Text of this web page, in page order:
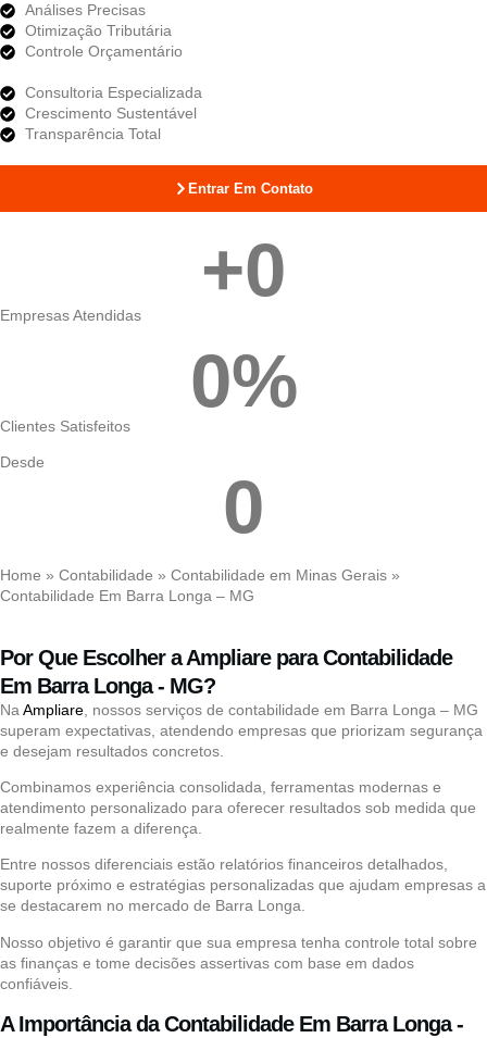
Análises Precisas
Otimização Tributária
Controle Orçamentário
Consultoria Especializada
Crescimento Sustentável
Transparência Total
Entrar Em Contato
+0
Empresas Atendidas
0%
Clientes Satisfeitos
Desde
0
Home » Contabilidade » Contabilidade em Minas Gerais »
Contabilidade Em Barra Longa – MG
Por Que Escolher a Ampliare para Contabilidade
Em Barra Longa - MG?
Na Ampliare , nossos serviços de contabilidade em Barra Longa – MG
superam expectativas, atendendo empresas que priorizam segurança
e desejam resultados concretos.
Combinamos experiência consolidada, ferramentas modernas e
atendimento personalizado para oferecer resultados sob medida que
realmente fazem a diferença.
Entre nossos diferenciais estão relatórios financeiros detalhados,
suporte próximo e estratégias personalizadas que ajudam empresas a
se destacarem no mercado de Barra Longa.
Nosso objetivo é garantir que sua empresa tenha controle total sobre
as finanças e tome decisões assertivas com base em dados
confiáveis.
A Importância da Contabilidade Em Barra Longa -